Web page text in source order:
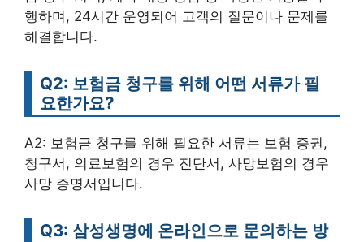
행하며, 24시간 운영되어 고객의 질문이나 문제를
해결합니다.
Q2: 보험금 청구를 위해 어떤 서류가 필
요한가요?
A2: 보험금 청구를 위해 필요한 서류는 보험 증권,
청구서, 의료보험의 경우 진단서, 사망보험의 경우
사망 증명서입니다.
Q3: 삼성생명에 온라인으로 문의하는 방